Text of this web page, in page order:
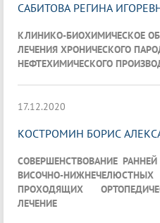
САБИТОВА РЕГИНА
КЛИНИКО-БИОХИМИЧЕСКОЕ
ЛЕЧЕНИЯ ХРОНИЧЕСКОГО
НЕФТЕХИМИЧЕСКОГО
17.12.2020
КОСТРОМИН БОРИС
СОВЕРШЕНСТВОВАНИЕ
ВИСОЧНО-
ПРОХОДЯЩИХ
ЛЕЧЕНИЕ